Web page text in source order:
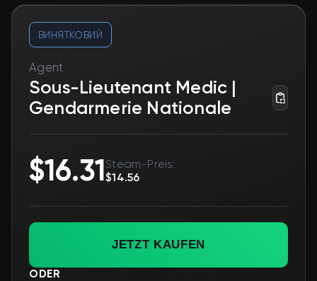
ВИНЯТКОВИЙ
Agent
Sous-Lieutenant Medic |
Gendarmerie Nationale
$16.31Steam-Preis:
$14.56
JETZT KAUFEN
ODER